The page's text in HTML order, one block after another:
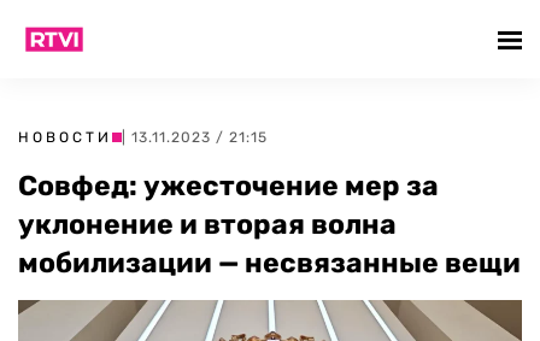
НОВОСТИ | 13.11.2023 / 21:15
Совфед: ужесточение мер за
уклонение и вторая волна
мобилизации — несвязанные вещи